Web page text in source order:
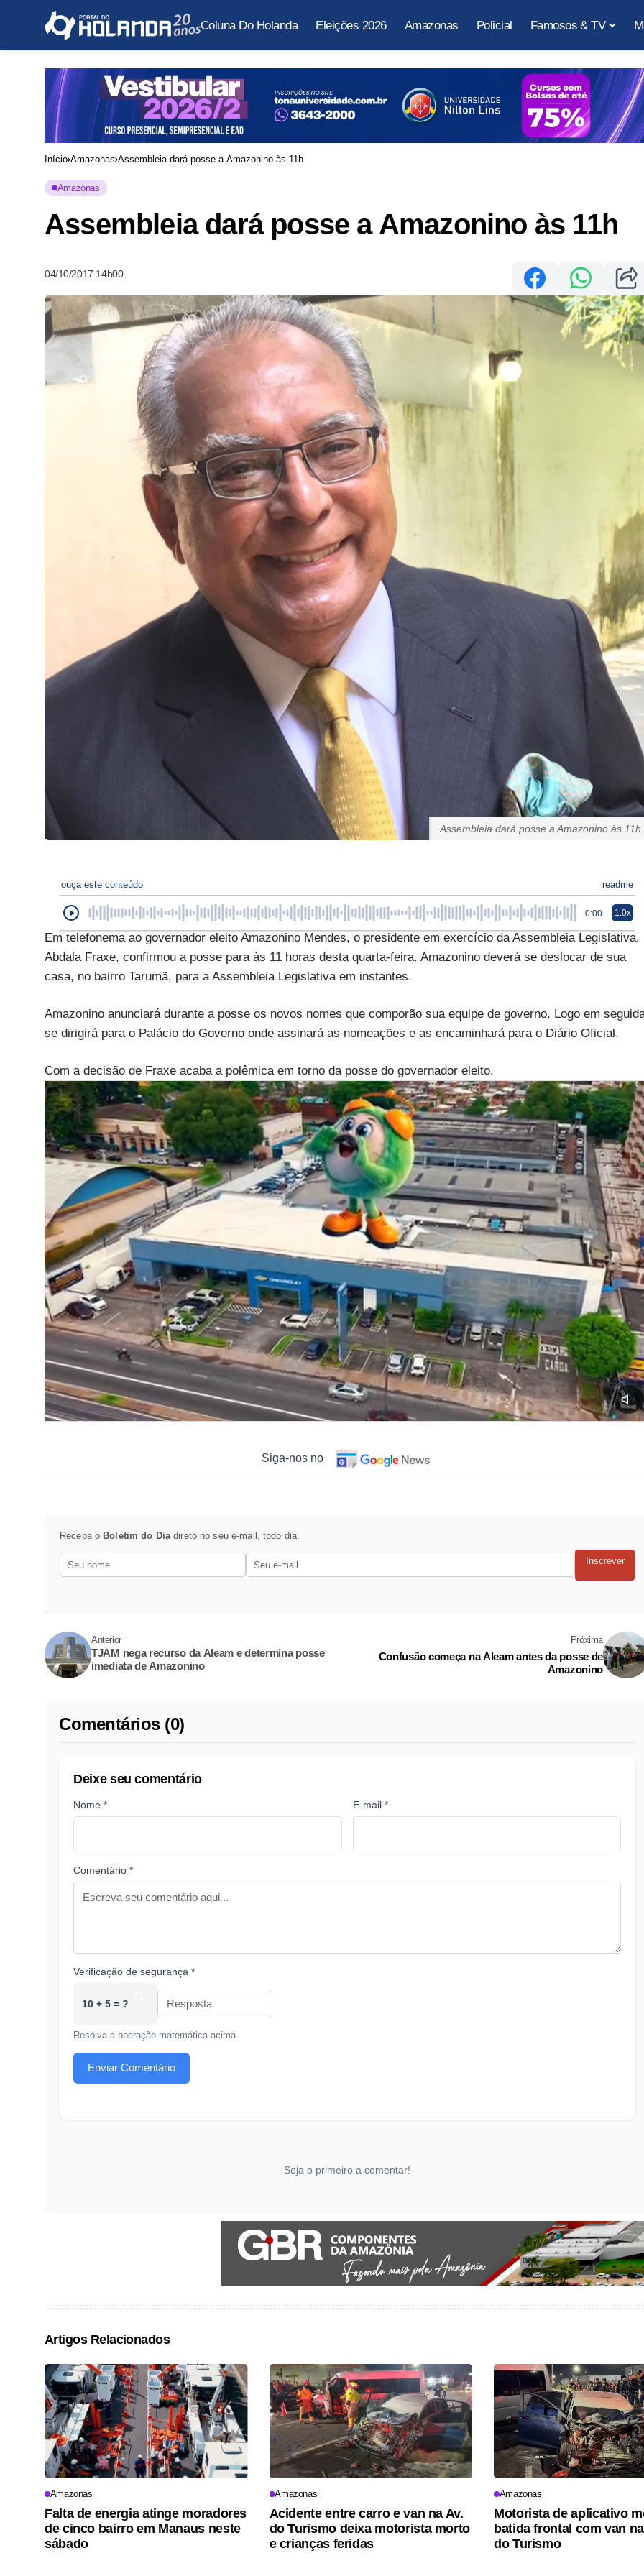
Coluna Do Holanda Eleições 2026 Amazonas Policial Famosos & TV
Início Amazonas Assembleia dará posse a Amazonino às 11h
Amazonas
Assembleia dará posse a Amazonino às 11h
04/10/2017 14h00
Assembleia dará posse a Amazonino às 11h
ouça este conteúdo readme
0:00 1.0x
Em telefonema ao governador eleito Amazonino Mendes, o presidente em exercício da Assembleia Legislativa,
Abdala Fraxe, confirmou a posse para às 11 horas desta quarta-feira. Amazonino deverá se deslocar de sua
casa, no bairro Tarumã, para a Assembleia Legislativa em instantes.
Amazonino anunciará durante a posse os novos nomes que comporão sua equipe de governo. Logo em
se dirigirá para o Palácio do Governo onde assinará as nomeações e as encaminhará para o Diário Oficial.
Com a decisão de Fraxe acaba a polêmica em torno da posse do governador eleito.
Siga-nos no
Receba o Boletim do Diadireto no seu e-mail, todo dia.
Inscrever
Anterior
TJAM nega recurso da Aleam e determina posse
imediata de Amazonino
Próxima
Confusão começa na Aleam antes da posse de
Amazonino
Comentários (0)
Deixe seu comentário
Nome * E-mail *
Comentário *
Verificação de segurança *
10 + 5 = ?
Resolva a operação matemática acima
Enviar Comentário
Seja o primeiro a comentar!
Artigos Relacionados
Amazonas
Falta de energia atinge moradores
de cinco bairro em Manaus neste
sábado
Amazonas
Acidente entre carro e van na Av.
do Turismo deixa motorista morto
e crianças feridas
Amazonas
Motorista de aplicativo
batida frontal com van
do Turismo